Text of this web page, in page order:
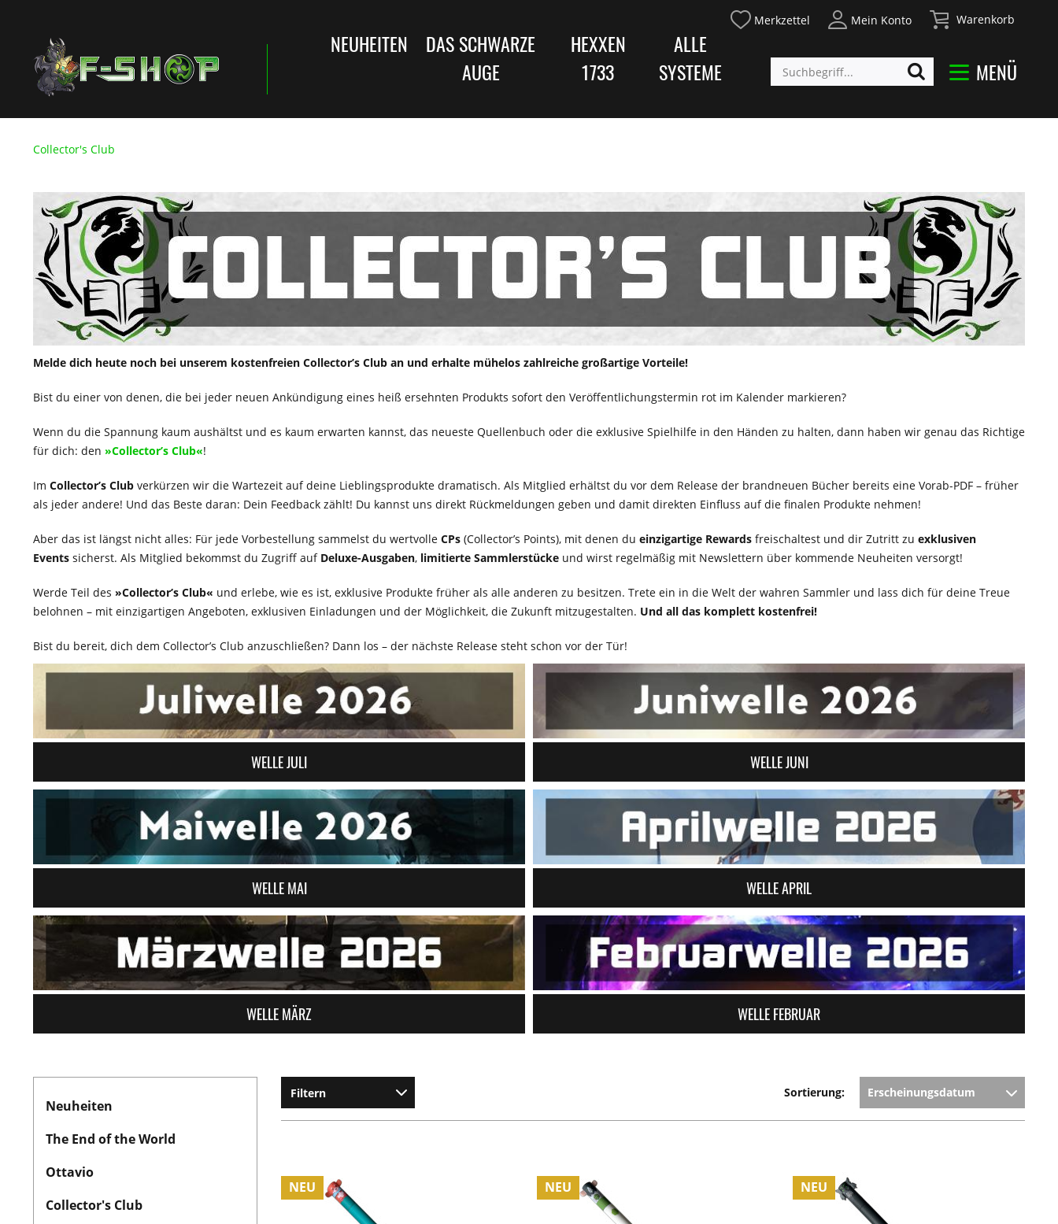
Merkzettel Mein Konto Warenkorb
MENÜ
NEUHEITEN
DAS SCHWARZE
AUGE
HEXXEN
1733
ALLE
SYSTEME
Collector's Club
Melde dich heute noch bei unserem kostenfreien Collector’s Club an und erhalte mühelos zahlreiche großartige Vorteile!
Bist du einer von denen, die bei jeder neuen Ankündigung eines heiß ersehnten Produkts sofort den Veröffentlichungstermin rot im Kalender markieren?
Wenn du die Spannung kaum aushältst und es kaum erwarten kannst, das neueste Quellenbuch oder die exklusive Spielhilfe in den Händen zu halten, dann haben wir genau das Richtige
für dich: den »Collector’s Club«!
Im Collector’s Club verkürzen wir die Wartezeit auf deine Lieblingsprodukte dramatisch. Als Mitglied erhältst du vor dem Release der brandneuen Bücher bereits eine Vorab-PDF – früher
als jeder andere! Und das Beste daran: Dein Feedback zählt! Du kannst uns direkt Rückmeldungen geben und damit direkten Einfluss auf die finalen Produkte nehmen!
Aber das ist längst nicht alles: Für jede Vorbestellung sammelst du wertvolle CPs (Collector’s Points), mit denen du einzigartige Rewards freischaltest und dir Zutritt zu exklusiven
Events sicherst. Als Mitglied bekommst du Zugriff auf Deluxe-Ausgaben, limitierte Sammlerstücke und wirst regelmäßig mit Newslettern über kommende Neuheiten versorgt!
Werde Teil des »Collector’s Club« und erlebe, wie es ist, exklusive Produkte früher als alle anderen zu besitzen. Trete ein in die Welt der wahren Sammler und lass dich für deine Treue
belohnen – mit einzigartigen Angeboten, exklusiven Einladungen und der Möglichkeit, die Zukunft mitzugestalten. Und all das komplett kostenfrei!
Bist du bereit, dich dem Collector’s Club anzuschließen? Dann los – der nächste Release steht schon vor der Tür!
WELLE JULI WELLE JUNI
WELLE MAI WELLE APRIL
WELLE MÄRZ WELLE FEBRUAR
Neuheiten
The End of the World
Ottavio
Collector's Club
Filtern Sortierung:
NEU NEU NEU